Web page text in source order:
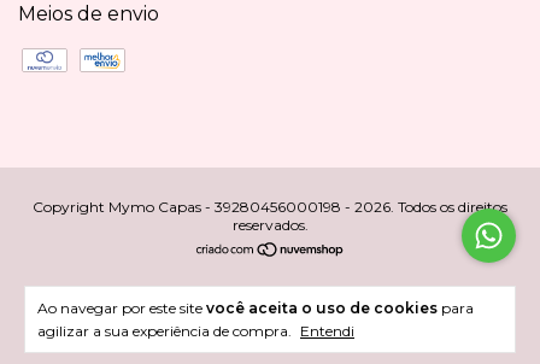
Ao navegar por este site você aceita o uso de cookies para
agilizar a sua experiência de compra. Entendi
Meios de envio
Copyright Mymo Capas - 39280456000198 - 2026. Todos os direitos
reservados.